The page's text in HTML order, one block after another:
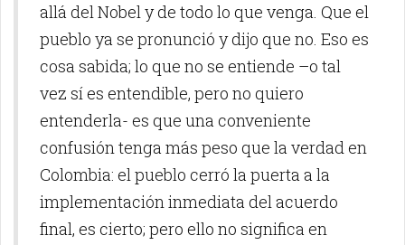
allá del Nobel y de todo lo que venga. Que el
pueblo ya se pronunció y dijo que no. Eso es
cosa sabida; lo que no se entiende –o tal
vez sí es entendible, pero no quiero
entenderla- es que una conveniente
confusión tenga más peso que la verdad en
Colombia: el pueblo cerró la puerta a la
implementación inmediata del acuerdo
final, es cierto; pero ello no significa en